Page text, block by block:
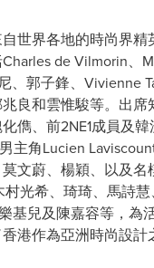
世界各地的時尚界精
de Vilmorin、
、郭子鋒、Vivienne
良和雲惟駿等。出席
儁、前2NE1成員及韓
男主角Lucien
文蔚、楊穎、以及名
光希、琦琦、馬詩慧
基兒及陳嘉容等，為
港作為亞洲時尚設計